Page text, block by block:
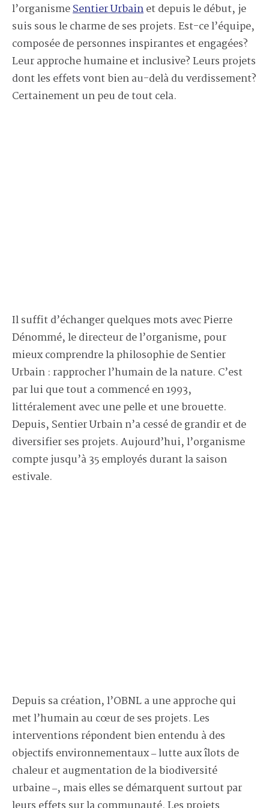
l’organismeSentier Urbainet depuis le début, je
suis sous le charme de ses projets. Est-ce l’équipe,
composée de personnes inspirantes et engagées?
Leur approche humaine et inclusive? Leurs projets
dont les effets vont bien au-delà du verdissement?
Certainement un peu de tout cela.
Il suffit d’échanger quelques mots avec Pierre
Dénommé, le directeur de l’organisme, pour
mieux comprendre la philosophie de Sentier
Urbain : rapprocher l’humain de la nature. C’est
par lui que tout a commencé en 1993,
littéralement avec une pelle et une brouette.
Depuis, Sentier Urbain n’a cessé de grandir et de
diversifier ses projets. Aujourd’hui, l’organisme
compte jusqu’à 35 employés durant la saison
estivale.
Depuis sa création, l’OBNL a une approche qui
met l’humain au cœur de ses projets. Les
interventions répondent bien entendu à des
objectifs environnementaux ‒ lutte aux îlots de
chaleur et augmentation de la biodiversité
urbaine ‒, mais elles se démarquent surtout par